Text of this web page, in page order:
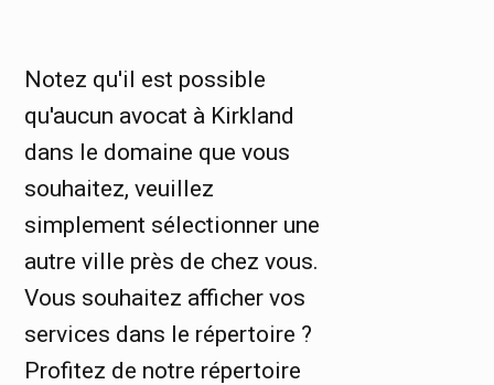
Notez qu'il est possible
qu'aucun avocat à Kirkland
dans le domaine que vous
souhaitez, veuillez
simplement sélectionner une
autre ville près de chez vous.
Vous souhaitez afficher vos
services dans le répertoire ?
Profitez de notre répertoire